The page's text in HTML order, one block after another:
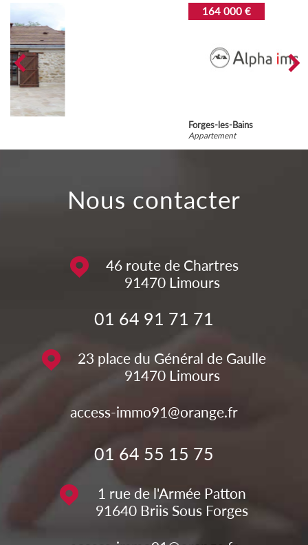
nous contacter
46 route de Chartres
91470 Limours
01 64 91 71 71
23 place du Général de Gaulle
91470 Limours
access-immo91@orange.fr
01 64 55 15 75
1 rue de l'Armée Patton
91640 Briis Sous Forges